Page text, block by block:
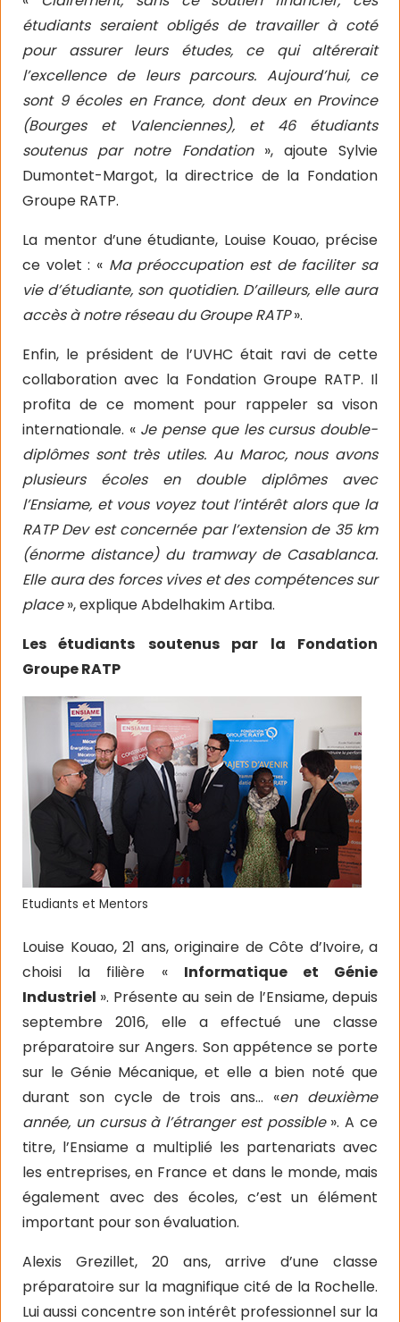
étudiants seraient obligés de travailler à coté
pour assurer leurs études, ce qui altérerait
l’excellence de leurs parcours. Aujourd’hui, ce
sont 9 écoles en France, dont deux en Province
(Bourges et Valenciennes), et 46 étudiants
soutenus par notre Fondation », ajoute Sylvie
Dumontet-Margot, la directrice de la Fondation
Groupe RATP.
La mentor d’une étudiante, Louise Kouao, précise
ce volet : « Ma préoccupation est de faciliter sa
vie d’étudiante, son quotidien. D’ailleurs, elle aura
accès à notre réseau du Groupe RATP».
Enfin, le président de l’UVHC était ravi de cette
collaboration avec la Fondation Groupe RATP. Il
profita de ce moment pour rappeler sa vison
internationale. « Je pense que les cursus double-
diplômes sont très utiles. Au Maroc, nous avons
plusieurs écoles en double diplômes avec
l’Ensiame, et vous voyez tout l’intérêt alors que la
RATP Dev est concernée par l’extension de 35 km
(énorme distance) du tramway de Casablanca.
Elle aura des forces vives et des compétences sur
place», explique Abdelhakim Artiba.
Les étudiants
soutenus par la Fondation
Groupe RATP
Etudiants et Mentors
Louise Kouao, 21 ans, originaire de Côte d’Ivoire, a
choisi la filière « Informatique et Génie
Industriel ». Présente au sein de l’Ensiame, depuis
septembre 2016, elle a effectué une classe
préparatoire sur Angers. Son appétence se porte
sur le Génie Mécanique, et elle a bien noté que
durant son cycle de trois ans… «en deuxième
année, un cursus à l’étranger est possible». A ce
titre, l’Ensiame a multiplié les partenariats avec
les entreprises, en France et dans le monde, mais
également avec des écoles, c’est un élément
important pour son évaluation.
Alexis Grezillet, 20 ans, arrive d’une classe
préparatoire sur la magnifique cité de la Rochelle.
Lui aussi concentre son intérêt professionnel sur la